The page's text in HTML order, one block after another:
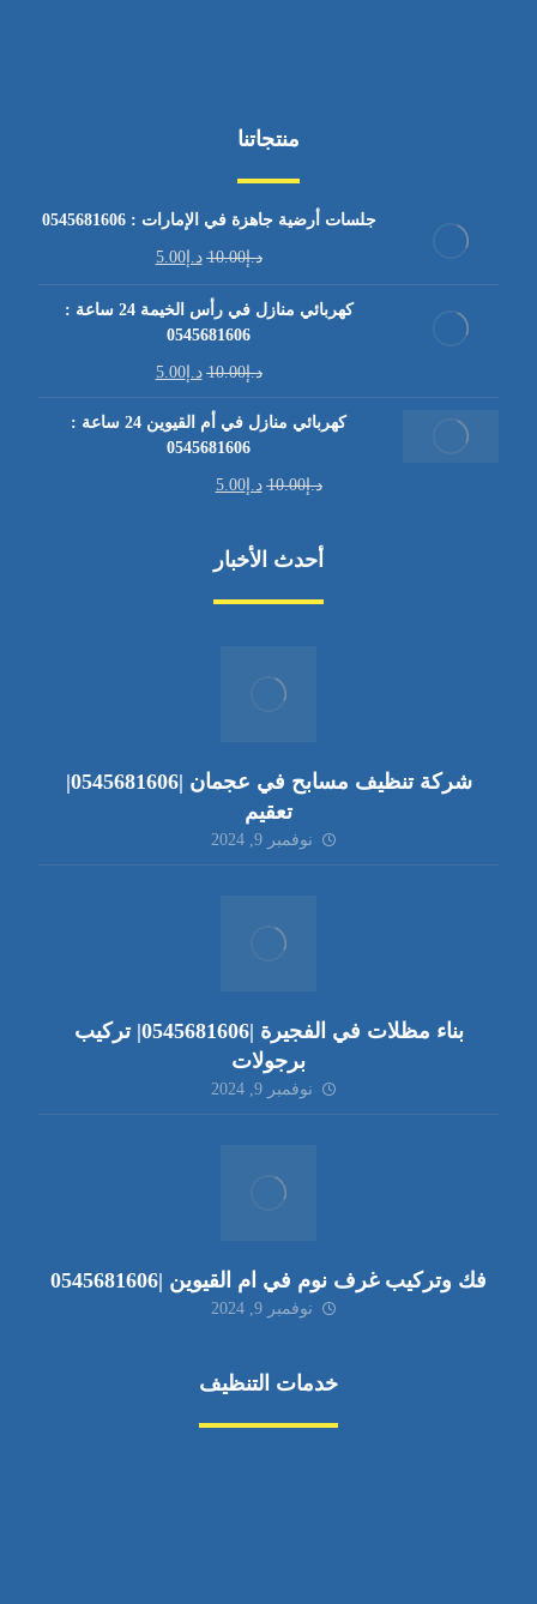
منتجاتنا
جلسات أرضية جاهزة في الإمارات : 0545681606
د.إ10.00 د.إ5.00
كهربائي منازل في رأس الخيمة 24 ساعة :
0545681606
د.إ10.00 د.إ5.00
كهربائي منازل في أم القيوين 24 ساعة :
0545681606
د.إ10.00 د.إ5.00
أحدث الأخبار
شركة تنظيف مسابح في عجمان |0545681606|
تعقيم
نوفمبر 9, 2024
بناء مظلات في الفجيرة |0545681606| تركيب
برجولات
نوفمبر 9, 2024
فك وتركيب غرف نوم في ام القيوين |0545681606
نوفمبر 9, 2024
خدمات التنظيف